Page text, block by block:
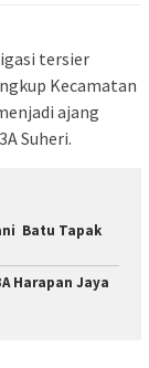
tersier
Kecamatan
ajang
Suheri.
Batu Tapak
Harapan Jaya